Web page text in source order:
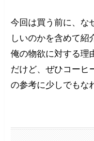
今回は買う前に、な
しいのかを含めて紹
俺の物欲に対する理
だけど、ぜひコーヒ
の参考に少しでもな